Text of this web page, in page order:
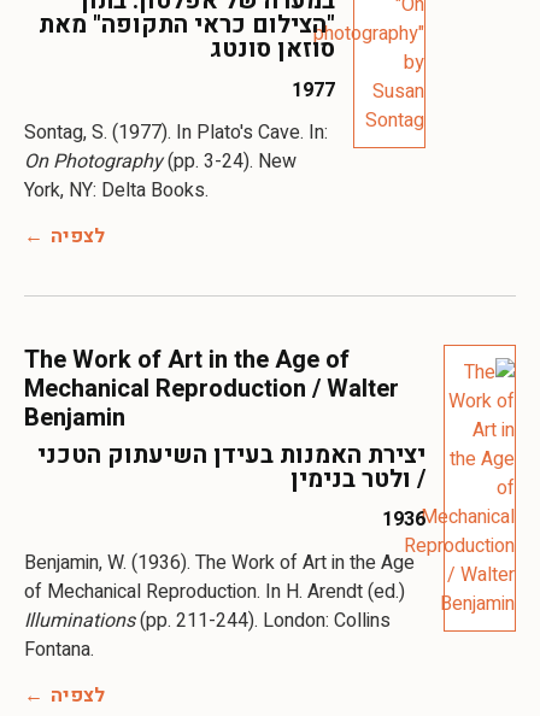
"הצילום כראי התקופה" מאת
סוזאן סונטג
1977
Sontag, S. (1977). In Plato's Cave. In:
On Photography(pp. 3-24). New
York, NY: Delta Books.
לצפיה
The Work of Art in the Age of
Mechanical Reproduction / Walter
Benjamin
יצירת האמנות בעידן השיעתוק הטכני
/ ולטר בנימין
1936
Benjamin, W. (1936). The Work of Art in the Age
of Mechanical Reproduction. In H. Arendt (ed.)
Illuminations(pp. 211-244). London: Collins
לצפיה